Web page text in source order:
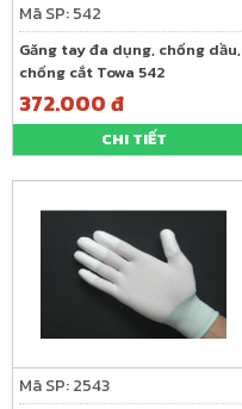
Mã SP: 542
Găng tay đa dụng, chống dầu,
chống cắt Towa 542
372.000 đ
CHI TIẾT
Mã SP: 2543